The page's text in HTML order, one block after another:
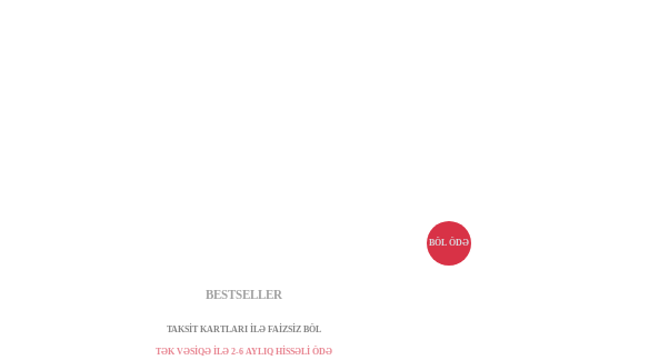
TAKSİT KARTLARI İLƏ FAİZSİZ BÖL
BÖL ÖDƏ
BESTSELLER
TƏK VƏSİQƏ İLƏ 2-6 AYLIQ HİSSƏLİ ÖDƏ